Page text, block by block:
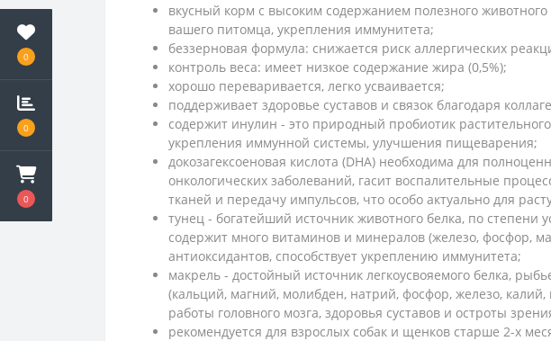
0
0
0
вкусный корм с высоким содержанием полезного
вашего питомца, укрепления иммунитета;
беззерновая формула: снижается риск аллергических
контроль веса: имеет низкое содержание жира (0,5%);
хорошо переваривается, легко усваивается;
поддерживает здоровье суставов и связок благодаря
содержит инулин - это природный пробиотик
укрепления иммунной системы, улучшения пищеварения;
докозагексоеновая кислота (DHA) необходима для
онкологических заболеваний, гасит воспалительные
тканей и передачу импульсов, что особо актуально для
тунец - богатейший источник животного белка, по
содержит много витаминов и минералов (железо, фосфор,
антиоксидантов, способствует укреплению иммунитета;
макрель - достойный источник легкоусвояемого белка,
(кальций, магний, молибден, натрий, фосфор, железо,
работы головного мозга, здоровья суставов и остроты
рекомендуется для взрослых собак и щенков старше 2-х